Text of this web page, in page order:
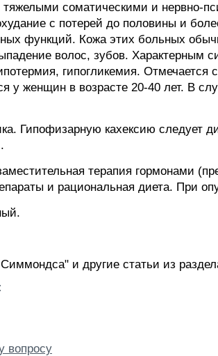
тяжелыми соматическими и нервно-
с потерей до половины и
функций. Кожа этих больных
волос, зубов. Характерным
гипогликемия.
у женщин в возрасте 20-40 лет. В
Гипофизарную кахексию следует
терапия гормонами
и рациональная диета. При
и другие статьи из
вопросу